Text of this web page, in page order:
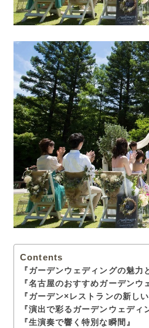
Contents
『ガーデンウェディングの魅力
『名古屋のおすすめガーデンウ
『ガーデン×レストランの新しい
『演出で彩るガーデンウェディ
『生演奏で響く特別な瞬間』